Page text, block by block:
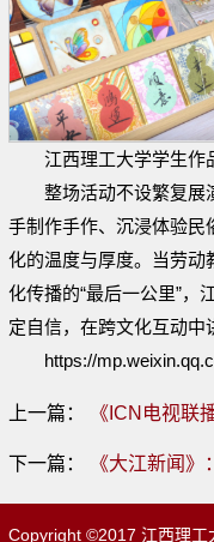
江西理工大学学生作
整场活动不设繁复展
手制作手作、沉浸体验民
化的温度与厚度。当劳动
化传播的“最后一公里”，
定自信，在跨文化互动中
https://
上一篇： 《ICN电视联
下一篇： 《大江新闻》
Copyright ©2017 江西理工